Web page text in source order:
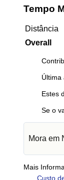
Tempo
Distância
Overall
Última
Estes
Se o
Mora em
Mais
Custo